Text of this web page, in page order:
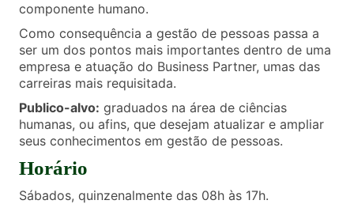
componente humano.
Como consequência a gestão de pessoas passa a
ser um dos pontos mais importantes dentro de uma
empresa e atuação do Business Partner, umas das
carreiras mais requisitada.
Publico-alvo: graduados na área de ciências
humanas, ou afins, que desejam atualizar e ampliar
seus conhecimentos em gestão de pessoas.
Horário
Sábados, quinzenalmente das 08h às 17h.